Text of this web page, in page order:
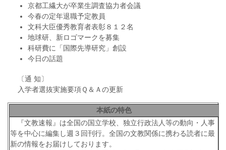
京都工繊大が卒業生調査協力者会議
今春の定年退職予定教員
文科大臣優秀教育者表彰８１２名
地球研、新ロゴマークを募集
科研費に「国際先導研究」創設
今日の話題
〔通 知〕
入学者選抜実施要項Ｑ＆Ａの更新
本紙の特色
『文教速報』は全国の国立学校、独立行政法人等の動向・人事
等を中心に編集し週３回刊行。全国の文教関係に携わる読者に最
新の情報をお届けしております。